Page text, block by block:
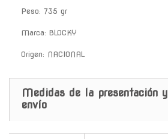
Peso: 735 gr
Marca: BLOCKY
Origen: NACIONAL
Medidas de la presentación
envío